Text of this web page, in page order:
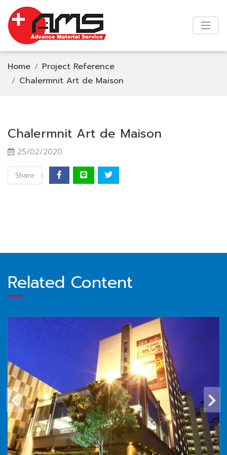
Home
Project Reference
Chalermnit Art de Maison
Chalermnit Art de Maison
25/02/2020
Share
Related Content